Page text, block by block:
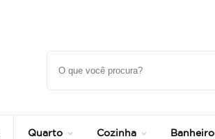
Quarto Cozinha Banheiro